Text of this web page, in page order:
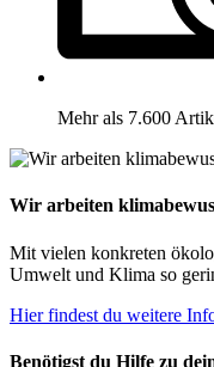
Mehr als 7.600
Wir arbeiten
Mit vielen konkreten
Umwelt und Klima so
Hier findest du weitere
Benötigst du Hilfe zu